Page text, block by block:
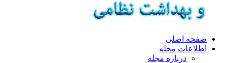
صفحه اصلی
اطلاعات مجله
درباره مجله